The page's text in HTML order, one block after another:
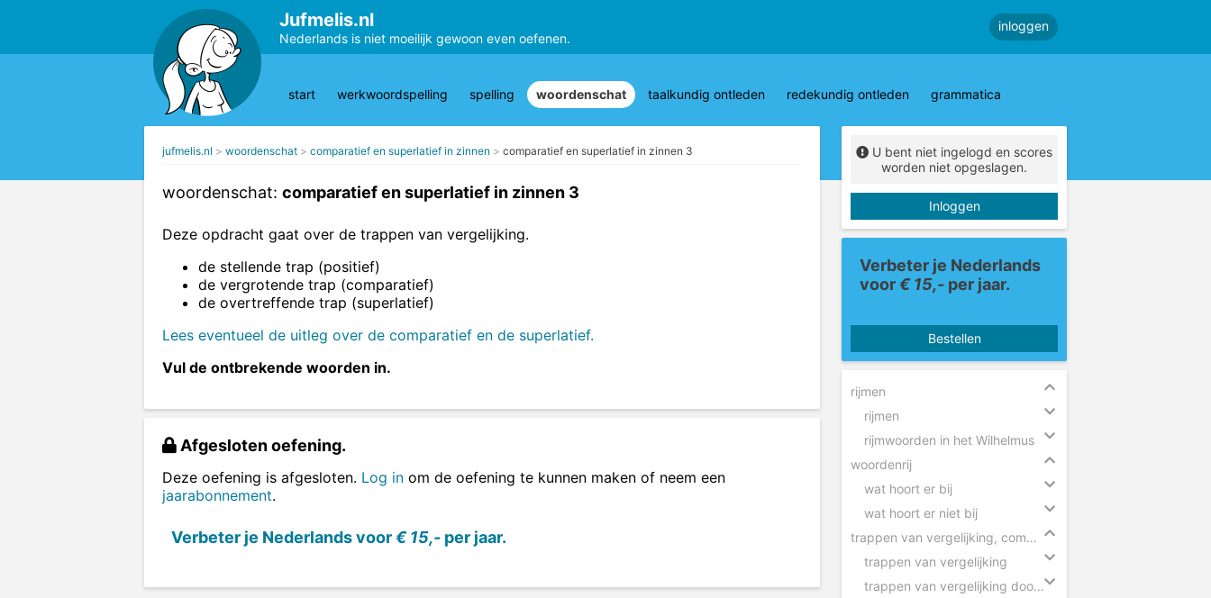
Jufmelis.nl
Nederlands is niet moeilijk gewoon even oefenen.
inloggen
start werkwoordspelling spelling woordenschat taalkundig ontleden redekundig ontleden grammatica
jufmelis.nl woordenschat comparatief en superlatief in zinnen comparatief en superlatief in zinnen 3
woordenschat: comparatief en superlatief in zinnen 3
Deze opdracht gaat over de trappen van vergelijking.
de stellende trap (positief)
de vergrotende trap (comparatief)
de overtreffende trap (superlatief)
Lees eventueel de uitleg over de comparatief en de superlatief.
Vul de ontbrekende woorden in.
Afgesloten oefening.
Deze oefening is afgesloten. Log in om de oefening te kunnen maken of neem een
jaarabonnement.
Verbeter je Nederlands voor€ 15,- per jaar.
U bent niet ingelogd en scores
worden niet opgeslagen.
Inloggen
Verbeter je Nederlands
voor€ 15,- per jaar.
Bestellen
rijmen
rijmen
rijmwoorden in het Wilhelmus
woordenrij
wat hoort er bij
wat hoort er niet bij
trappen van vergelijking, comparatief en superlatief
trappen van vergelijking
trappen van vergelijking door elkaar